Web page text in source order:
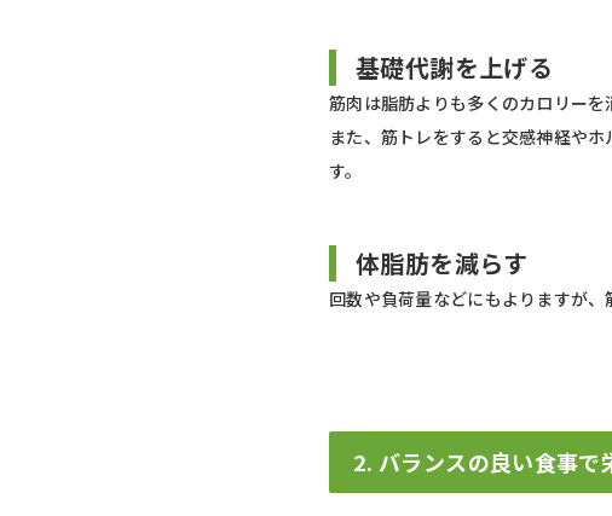
基礎代謝を上げる
筋肉は脂肪よりも多くのカロリーを
また、筋トレをすると交感神経や
す。
体脂肪を減らす
回数や負荷量などにもよりますが、
2. バランスの良い食事で